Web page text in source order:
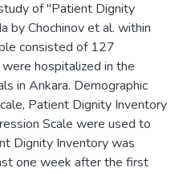
of "Patient Dignity
by Chochinov et al. within
consisted of 127
hospitalized in the
in Ankara. Demographic
Patient Dignity Inventory
Scale were used to
Dignity Inventory was
one week after the first